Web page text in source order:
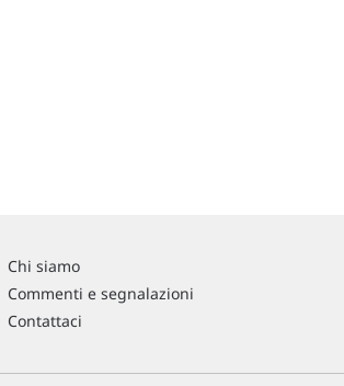
Chi siamo
Commenti e segnalazioni
Contattaci